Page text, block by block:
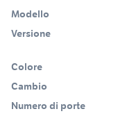
Modello
Versione
Colore
Cambio
Numero di porte